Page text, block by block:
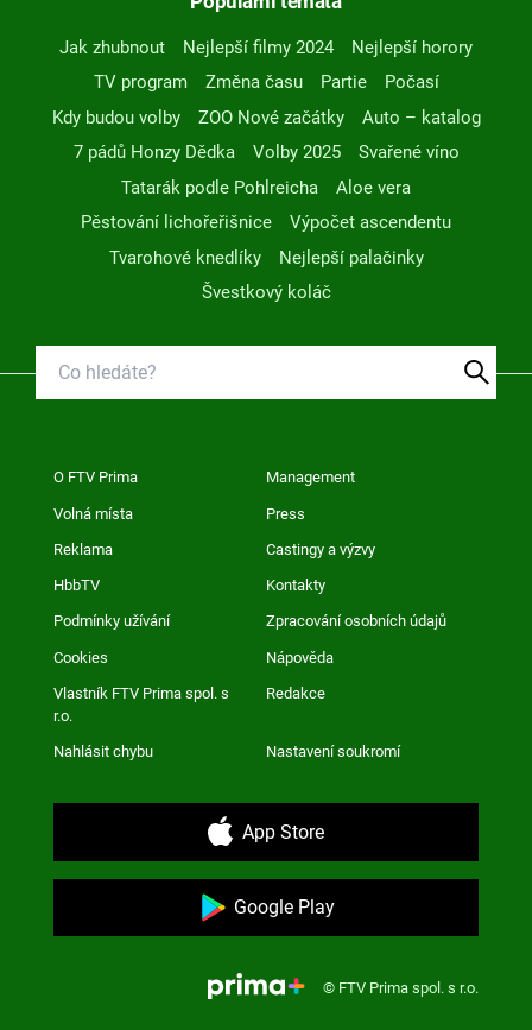
Jak zhubnout Nejlepší filmy 2024
Nejlepší horory
TV program
Změna času Partie
Počasí
Kdy budou volby
ZOO Nové začátky
Auto – katalog
7 pádů Honzy Dědka
Volby 2025
Svařené víno
Tatarák podle Pohlreicha
Aloe vera
Pěstování lichořeřišnice
Výpočet ascendentu
Tvarohové knedlíky
Nejlepší palačinky
Švestkový koláč
O FTV Prima Management
Volná místa Press
Reklama Castingy a výzvy
HbbTV Kontakty
Podmínky užívání Zpracování osobních údajů
Cookies Nápověda
Vlastník FTV Prima spol. s
r.o.
Redakce
Nahlásit chybu Nastavení soukromí
App Store
Google Play
© FTV Prima spol. s r.o.